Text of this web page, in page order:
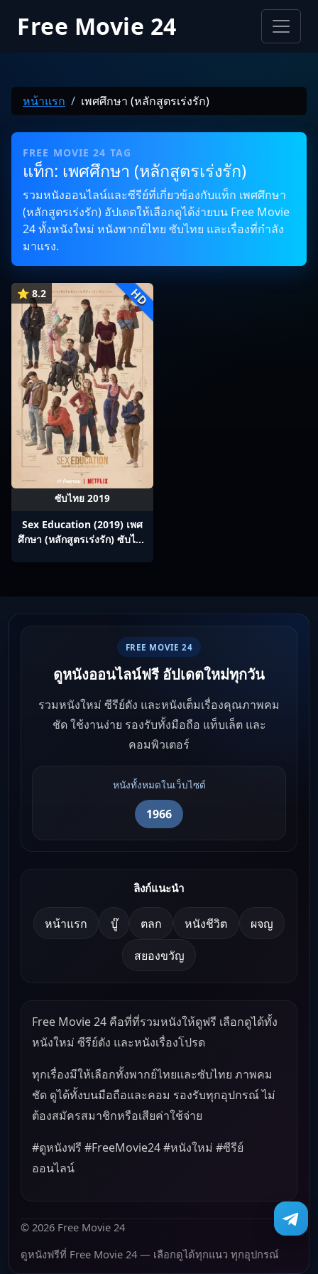
Free Movie 24
หน้าแรก เพศศึกษา (หลักสูตรเร่งรัก)
FREE MOVIE 24 TAG
แท็ก: เพศศึกษา (หลักสูตรเร่งรัก)
รวมหนังออนไลน์และซีรีย์ที่เกี่ยวข้องกับแท็ก เพศศึกษา
(หลักสูตรเร่งรัก) อัปเดตให้เลือกดูได้ง่ายบน Free Movie
24 ทั้งหนังใหม่ หนังพากย์ไทย ซับไทย และเรื่องที่กำลัง
มาแรง.
⭐ 8.2 HD
ซับไทย 2019
Sex Education (2019) เพศ
ศึกษา (หลักสูตรเร่งรัก) ซับไทย
FREE MOVIE 24
ดูหนังออนไลน์ฟรี อัปเดตใหม่ทุกวัน
รวมหนังใหม่ ซีรีย์ดัง และหนังเต็มเรื่องคุณภาพคม
ชัด ใช้งานง่าย รองรับทั้งมือถือ แท็บเล็ต และ
คอมพิวเตอร์
หนังทั้งหมดในเว็บไซต์
1966
ลิงก์แนะนำ
หน้าแรก บู๊ ตลก หนังชีวิต ผจญ
สยองขวัญ
Free Movie 24 คือที่ที่รวมหนังให้ดูฟรี เลือกดูได้ทั้ง
หนังใหม่ ซีรีย์ดัง และหนังเรื่องโปรด
ทุกเรื่องมีให้เลือกทั้งพากย์ไทยและซับไทย ภาพคม
ชัด ดูได้ทั้งบนมือถือและคอม รองรับทุกอุปกรณ์ ไม่
ต้องสมัครสมาชิกหรือเสียค่าใช้จ่าย
#ดูหนังฟรี #FreeMovie24 #หนังใหม่ #ซีรีย์
ออนไลน์
© 2026 Free Movie 24
ดูหนังฟรีที่ Free Movie 24 — เลือกดูได้ทุกแนว ทุกอุปกรณ์